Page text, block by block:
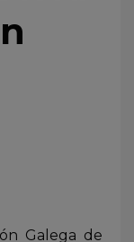
Galega de